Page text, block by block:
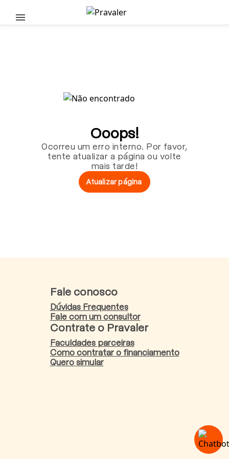
Pular para o conteúdo principal
Ooops!
Ocorreu um erro interno. Por favor,
tente atualizar a página ou volte
mais tarde!
Atualizar página
Fale conosco
Dúvidas Frequentes
Fale com um consultor
Contrate o Pravaler
Faculdades parceiras
Como contratar o financiamento
Quero simular